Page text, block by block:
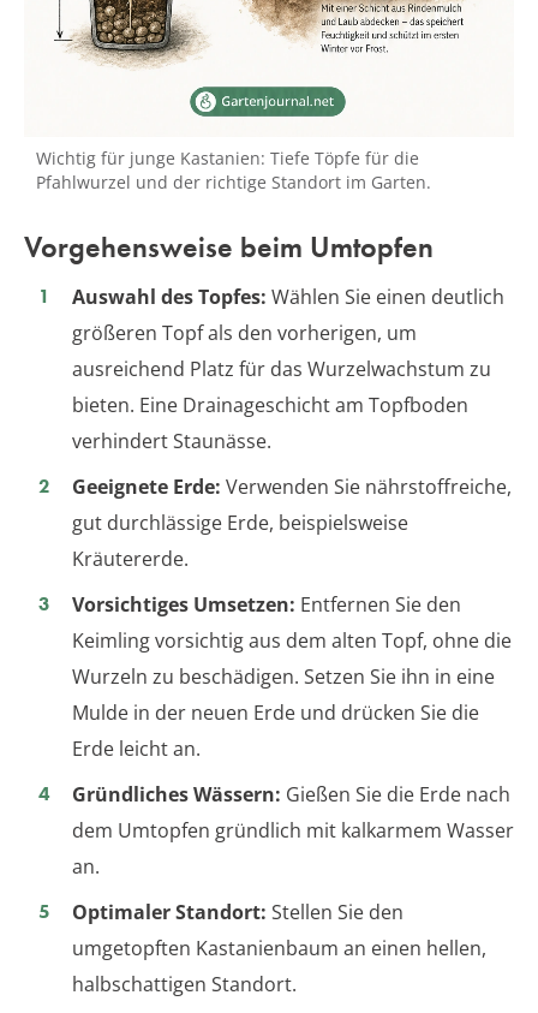
Wichtig für junge Kastanien: Tiefe Töpfe für die
Pfahlwurzel und der richtige Standort im Garten.
Vorgehensweise beim Umtopfen
Auswahl des Topfes: Wählen Sie einen deutlich
größeren Topf als den vorherigen, um
ausreichend Platz für das Wurzelwachstum zu
bieten. Eine Drainageschicht am Topfboden
verhindert Staunässe.
Geeignete Erde: Verwenden Sie nährstoffreiche,
gut durchlässige Erde, beispielsweise
Kräutererde.
Vorsichtiges Umsetzen: Entfernen Sie den
Keimling vorsichtig aus dem alten Topf, ohne die
Wurzeln zu beschädigen. Setzen Sie ihn in eine
Mulde in der neuen Erde und drücken Sie die
Erde leicht an.
Gründliches Wässern: Gießen Sie die Erde nach
dem Umtopfen gründlich mit kalkarmem Wasser
an.
Optimaler Standort: Stellen Sie den
umgetopften Kastanienbaum an einen hellen,
halbschattigen Standort.